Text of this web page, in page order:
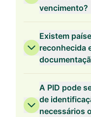
vencimento?
Existem
reconhecida
A PID pode
de
necessários